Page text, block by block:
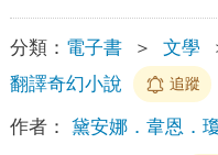
分類： 電子書 ＞ 文學
翻譯奇幻小說
追蹤
作者： 黛安娜．韋恩．